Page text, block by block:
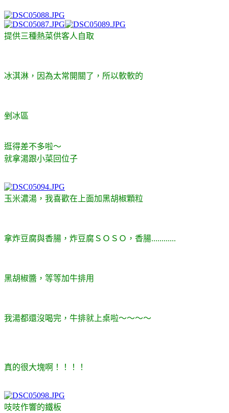
提供三種熱菜供客人自取
冰淇淋，因為太常開關了，所以軟軟的
剉冰區
逛得差不多啦～
就拿湯跟小菜回位子
玉米濃湯，我喜歡在上面加黑胡椒顆粒
拿炸豆腐與香腸，炸豆腐ＳＯＳＯ，香腸............
黑胡椒醬，等等加牛排用
我湯都還沒喝完，牛排就上桌啦～～～～
真的很大塊啊！！！！
吱吱作響的鐵板